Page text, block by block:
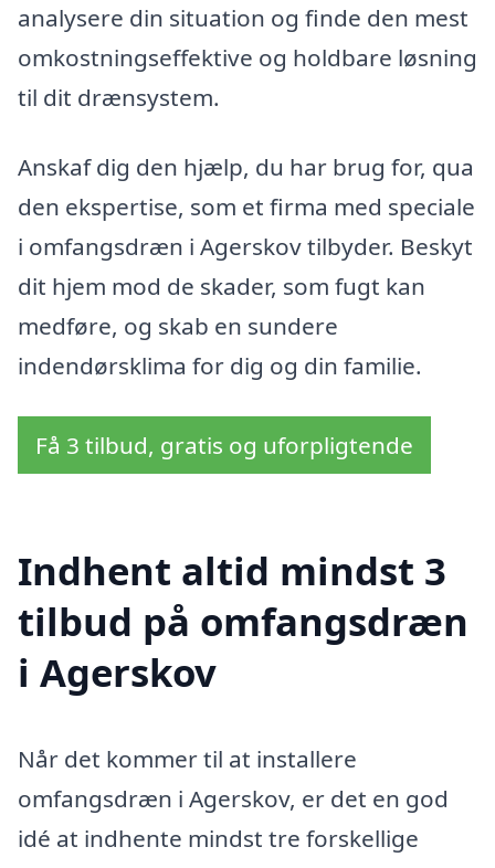
analysere din situation og finde den mest
omkostningseffektive og holdbare løsning
til dit drænsystem.
Anskaf dig den hjælp, du har brug for, qua
den ekspertise, som et firma med speciale
i omfangsdræn i Agerskov tilbyder. Beskyt
dit hjem mod de skader, som fugt kan
medføre, og skab en sundere
indendørsklima for dig og din familie.
Få 3 tilbud, gratis og uforpligtende
Indhent altid mindst 3
tilbud på omfangsdræn
i Agerskov
Når det kommer til at installere
omfangsdræn i Agerskov, er det en god
idé at indhente mindst tre forskellige